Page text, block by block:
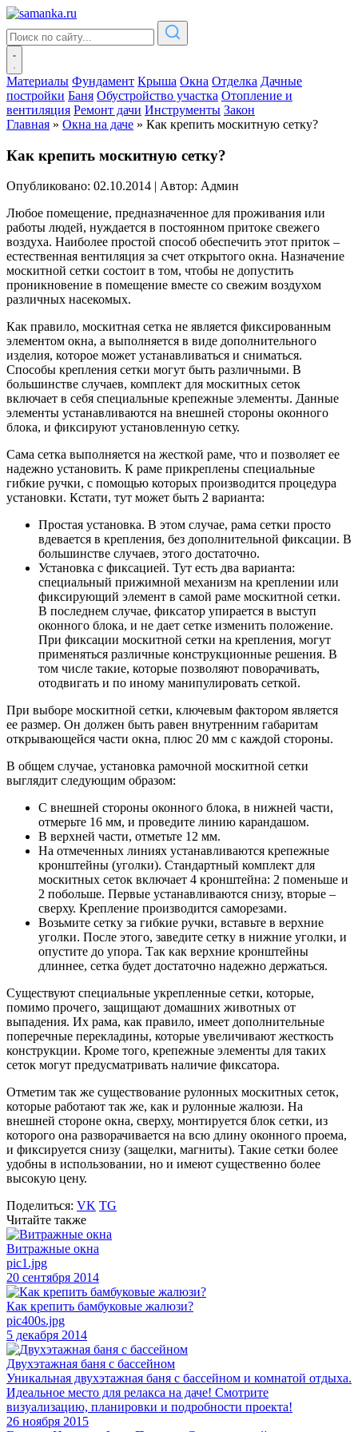
Материалы Фундамент Крыша Окна Отделка Дачные
постройки Баня Обустройство участка Отопление и
вентиляция Ремонт дачи Инструменты Закон
Главная » Окна на даче » Как крепить москитную сетку?
Как крепить москитную сетку?
Опубликовано: 02.10.2014 | Автор: Админ
Любое помещение, предназначенное для проживания или
работы людей, нуждается в постоянном притоке свежего
воздуха. Наиболее простой способ обеспечить этот приток –
естественная вентиляция за счет открытого окна. Назначение
москитной сетки состоит в том, чтобы не допустить
проникновение в помещение вместе со свежим воздухом
различных насекомых.
Как правило, москитная сетка не является фиксированным
элементом окна, а выполняется в виде дополнительного
изделия, которое может устанавливаться и сниматься.
Способы крепления сетки могут быть различными. В
большинстве случаев, комплект для москитных сеток
включает в себя специальные крепежные элементы. Данные
элементы устанавливаются на внешней стороны оконного
блока, и фиксируют установленную сетку.
Сама сетка выполняется на жесткой раме, что и позволяет ее
надежно установить. К раме прикреплены специальные
гибкие ручки, с помощью которых производится процедура
установки. Кстати, тут может быть 2 варианта:
Простая установка. В этом случае, рама сетки просто
вдевается в крепления, без дополнительной фиксации. В
большинстве случаев, этого достаточно.
Установка с фиксацией. Тут есть два варианта:
специальный прижимной механизм на креплении или
фиксирующий элемент в самой раме москитной сетки.
В последнем случае, фиксатор упирается в выступ
оконного блока, и не дает сетке изменить положение.
При фиксации москитной сетки на крепления, могут
применяться различные конструкционные решения. В
том числе такие, которые позволяют поворачивать,
отодвигать и по иному манипулировать сеткой.
При выборе москитной сетки, ключевым фактором является
ее размер. Он должен быть равен внутренним габаритам
открывающейся части окна, плюс 20 мм с каждой стороны.
В общем случае, установка рамочной москитной сетки
выглядит следующим образом:
С внешней стороны оконного блока, в нижней части,
отмерьте 16 мм, и проведите линию карандашом.
В верхней части, отметьте 12 мм.
На отмеченных линиях устанавливаются крепежные
кронштейны (уголки). Стандартный комплект для
москитных сеток включает 4 кронштейна: 2 поменьше и
2 побольше. Первые устанавливаются снизу, вторые –
сверху. Крепление производится саморезами.
Возьмите сетку за гибкие ручки, вставьте в верхние
уголки. После этого, заведите сетку в нижние уголки, и
опустите до упора. Так как верхние кронштейны
длиннее, сетка будет достаточно надежно держаться.
Существуют специальные укрепленные сетки, которые,
помимо прочего, защищают домашних животных от
выпадения. Их рама, как правило, имеет дополнительные
поперечные перекладины, которые увеличивают жесткость
конструкции. Кроме того, крепежные элементы для таких
сеток могут предусматривать наличие фиксатора.
Отметим так же существование рулонных москитных сеток,
которые работают так же, как и рулонные жалюзи. На
внешней стороне окна, сверху, монтируется блок сетки, из
которого она разворачивается на всю длину оконного проема,
и фиксируется снизу (защелки, магниты). Такие сетки более
удобны в использовании, но и имеют существенно более
высокую цену.
Поделиться: VK TG
Читайте также
Витражные окна
pic1.jpg
20 сентября 2014
Как крепить бамбуковые жалюзи?
pic400s.jpg
5 декабря 2014
Двухэтажная баня с бассейном
Уникальная двухэтажная баня с бассейном и комнатой отдыха.
Идеальное место для релакса на даче! Смотрите
визуализацию, планировки и подробности проекта!
26 ноября 2015